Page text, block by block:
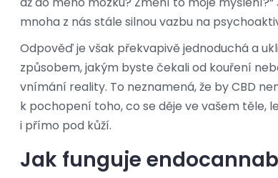
mnoha z nás stále silnou vazbu na
Odpověď je však překvapivě jednoduchá a
způsobem, jakým byste čekali od kouření
vnímání reality. To neznamená, že by CBD
k pochopení toho, co se děje ve vašem těle,
i přímo pod kůží.
Jak funguje